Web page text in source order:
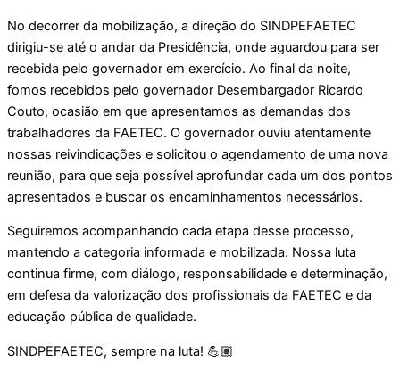
No decorrer da mobilização, a direção do SINDPEFAETEC
dirigiu-se até o andar da Presidência, onde aguardou para ser
recebida pelo governador em exercício. Ao final da noite,
fomos recebidos pelo governador Desembargador Ricardo
Couto, ocasião em que apresentamos as demandas dos
trabalhadores da FAETEC. O governador ouviu atentamente
nossas reivindicações e solicitou o agendamento de uma nova
reunião, para que seja possível aprofundar cada um dos pontos
apresentados e buscar os encaminhamentos necessários.
Seguiremos acompanhando cada etapa desse processo,
mantendo a categoria informada e mobilizada. Nossa luta
continua firme, com diálogo, responsabilidade e determinação,
em defesa da valorização dos profissionais da FAETEC e da
educação pública de qualidade.
SINDPEFAETEC, sempre na luta! 💪🏽